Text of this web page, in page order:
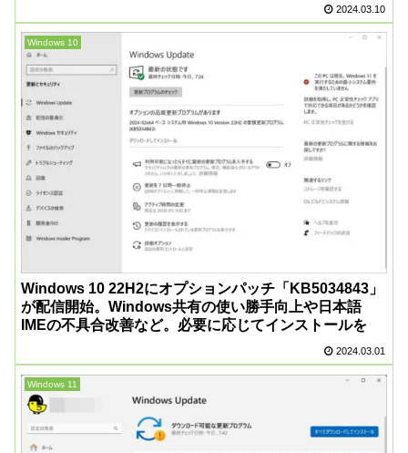
2024.03.10
Windows 10
Windows 10 22H2にオプションパッチ「KB5034843」
が配信開始。Windows共有の使い勝手向上や日本語
IMEの不具合改善など。必要に応じてインストールを
2024.03.01
Windows 11